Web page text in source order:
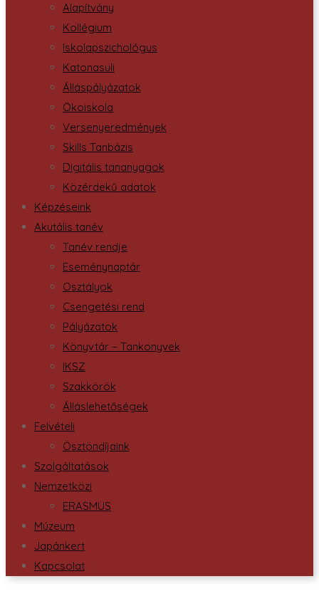
Alapítvány
Kollégium
Iskolapszichológus
Katonasuli
Álláspályázatok
Ökoiskola
Versenyeredmények
Skills Tanbázis
Digitális tananyagok
Közérdekű adatok
Képzéseink
Akutális tanév
Tanév rendje
Eseménynaptár
Osztályok
Csengetési rend
Pályázatok
Könyvtár – Tankönyvek
IKSZ
Szakkörök
Álláslehetőségek
Felvételi
Ösztöndíjaink
Szolgáltatások
Nemzetközi
ERASMUS
Múzeum
Japánkert
Kapcsolat